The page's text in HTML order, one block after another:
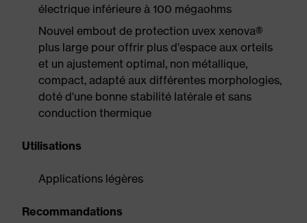
électrique inférieure à 100 mégaohms
Nouvel embout de protection uvex xenova®
plus large pour offrir plus d'espace aux orteils
et un ajustement optimal, non métallique,
compact, adapté aux différentes morphologies,
doté d'une bonne stabilité latérale et sans
conduction thermique
Utilisations
Applications légères
Recommandations